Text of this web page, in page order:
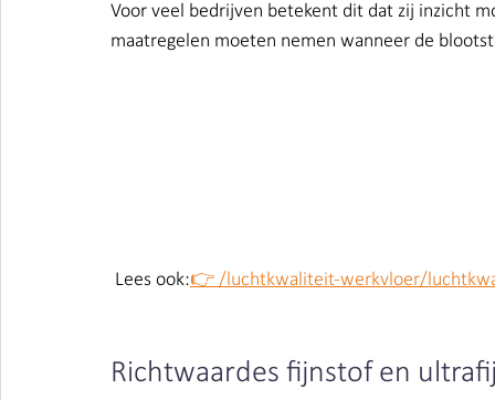
Voor veel bedrijven betekent dit dat zij inzicht
maatregelen moeten nemen wanneer de
Lees ook:👉 /luchtkwaliteit-werkvloer/
Richtwaardes fijnstof en